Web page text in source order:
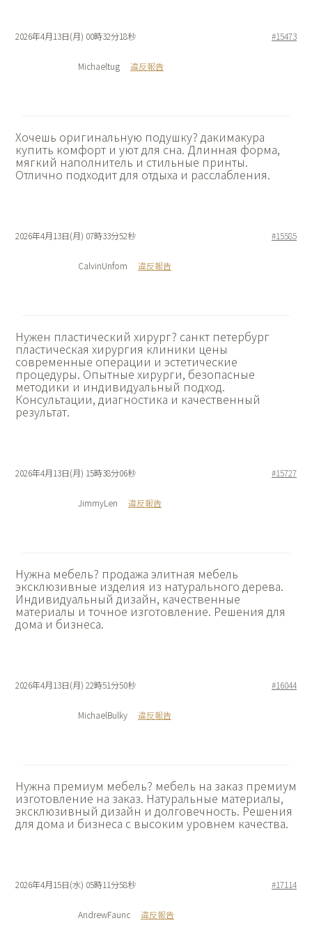
2026年4月13日(月) 00時32分18秒 #15473
Michaeltug 違反報告
Хочешь оригинальную подушку? дакимакура
купить комфорт и уют для сна. Длинная форма,
мягкий наполнитель и стильные принты.
Отлично подходит для отдыха и расслабления.
2026年4月13日(月) 07時33分52秒 #15585
CalvinUnfom 違反報告
Нужен пластический хирург? санкт петербург
пластическая хирургия клиники цены
современные операции и эстетические
процедуры. Опытные хирурги, безопасные
методики и индивидуальный подход.
Консультации, диагностика и качественный
результат.
2026年4月13日(月) 15時38分06秒 #15727
JimmyLen 違反報告
Нужна мебель? продажа элитная мебель
эксклюзивные изделия из натурального дерева.
Индивидуальный дизайн, качественные
материалы и точное изготовление. Решения для
дома и бизнеса.
2026年4月13日(月) 22時51分50秒 #16044
MichaelBulky 違反報告
Нужна премиум мебель? мебель на заказ премиум
изготовление на заказ. Натуральные материалы,
эксклюзивный дизайн и долговечность. Решения
для дома и бизнеса с высоким уровнем качества.
2026年4月15日(水) 05時11分58秒 #17114
AndrewFaunc 違反報告